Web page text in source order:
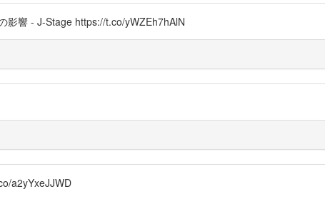
影響 - J-Stage https://t.co/yWZEh7hAlN
a2yYxeJJWD